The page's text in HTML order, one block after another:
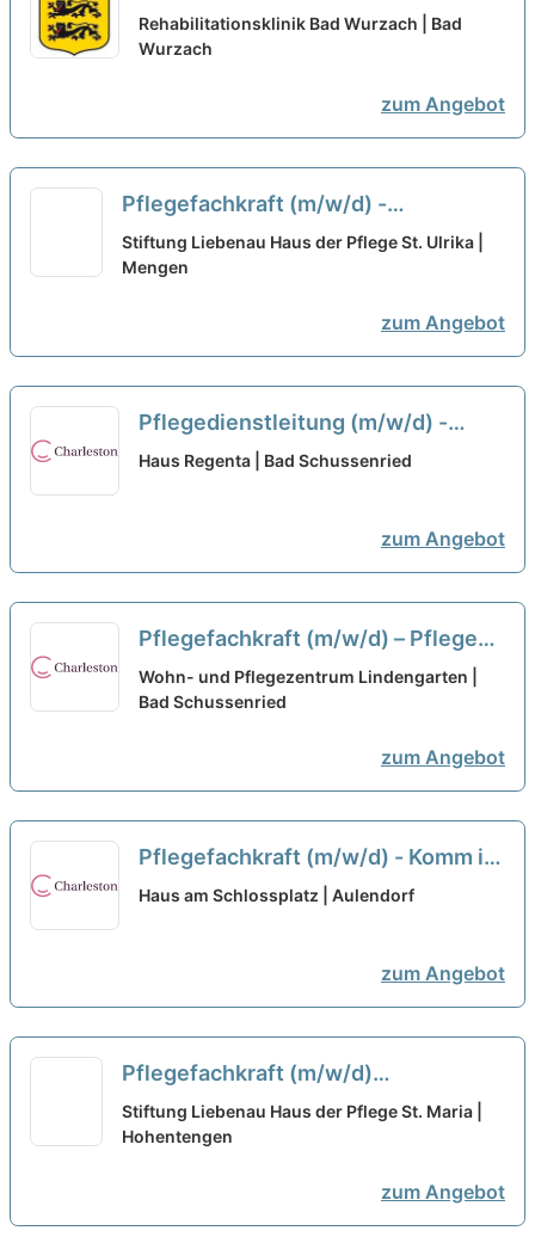
Krankenpfleger:in / Pflegefachkraft
(m/w/d) - Sie sind bei uns gefragt!
Rehabilitationsklinik Bad Wurzach | Bad
Wurzach
zum Angebot
Pflegefachkraft (m/w/d) -
Zusammen einfach gut pflegen! neu
Stiftung Liebenau Haus der Pflege St. Ulrika |
Mengen
zum Angebot
Pflegedienstleitung (m/w/d) -
Komm in unser Team! neu
Haus Regenta | Bad Schussenried
zum Angebot
Pflegefachkraft (m/w/d) – Pflege
von besonderer Güte! neu
Wohn- und Pflegezentrum Lindengarten |
Bad Schussenried
zum Angebot
Pflegefachkraft (m/w/d) - Komm in
unser Team! neu
Haus am Schlossplatz | Aulendorf
zum Angebot
Pflegefachkraft (m/w/d)
überwiegend für den Nachtdienst -
Traumjob gesucht?
Stiftung Liebenau Haus der Pflege St. Maria |
Hohentengen
zum Angebot